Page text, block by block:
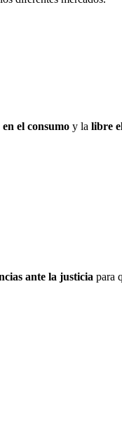
el consumo y la libre
ante la justicia para